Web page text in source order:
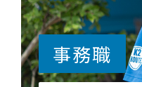
事務職